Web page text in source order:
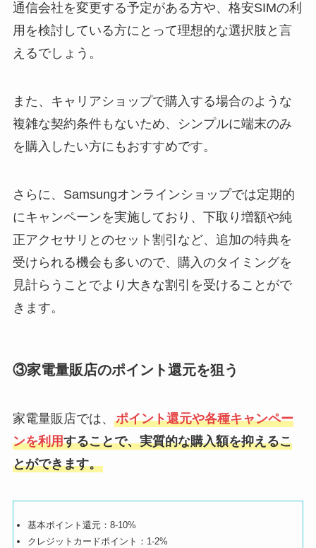
通信会社を変更する予定がある方や、格安SIMの利
用を検討している方にとって理想的な選択肢と言
えるでしょう。
また、キャリアショップで購入する場合のような
複雑な契約条件もないため、シンプルに端末のみ
を購入したい方にもおすすめです。
さらに、Samsungオンラインショップでは定期的
にキャンペーンを実施しており、下取り増額や純
正アクセサリとのセット割引など、追加の特典を
受けられる機会も多いので、購入のタイミングを
見計らうことでより大きな割引を受けることがで
きます。
③家電量販店のポイント還元を狙う
家電量販店では、 ポイント還元や各種キャンペー
ンを利用することで、実質的な購入額を抑えるこ
とができます。
基本ポイント還元：8-10%
クレジットカードポイント：1-2%